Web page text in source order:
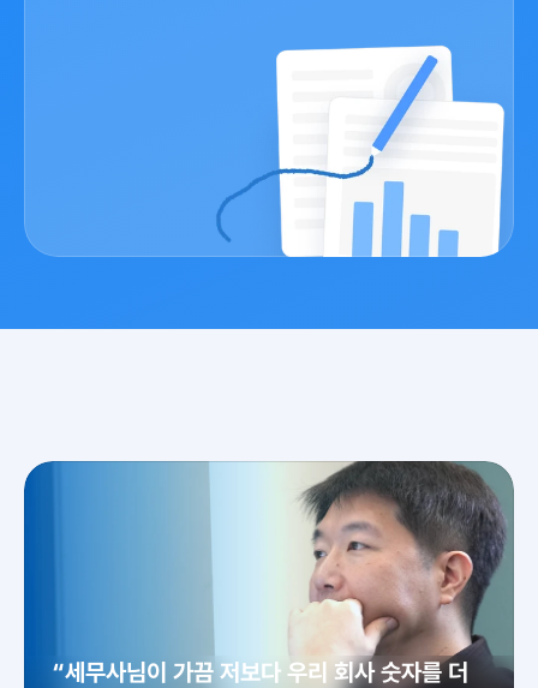
“세무사님이 가끔 저보다 우리 회사 숫자를 더